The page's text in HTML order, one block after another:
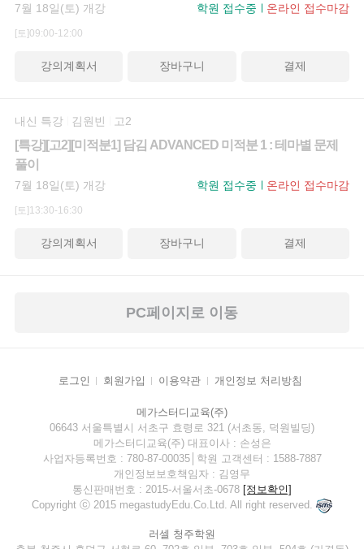
7월 18일(토) 개강 학원 접수중 온라인 접수마감
[토]09:00-12:00
강의계획서 장바구니 결제
내신 특강 김원빈 고2
[특강][고2][미적분1] 담김 ADVANCED 미적분 1 : 테마별 문제
풀이
7월 18일(토) 개강 학원 접수중 온라인 접수마감
[토]13:30-16:30
강의계획서 장바구니 결제
PC페이지로 이동
로그인 회원가입 이용약관 개인정보 처리방침
메가스터디교육(주)
06643 서울특별시 서초구 효령로 321 (서초동, 덕원빌딩)
메가스터디교육(주) 대표이사 : 손성은
사업자등록번호 : 780-87-00035│학원 고객센터 : 1588-7887
개인정보보호책임자 : 김영무
통신판매번호 : 2015-서울서초-0678 [정보확인]
Copyright ⓒ 2015 megastudyEdu.Co.Ltd. All right reserved.
러셀 청주학원